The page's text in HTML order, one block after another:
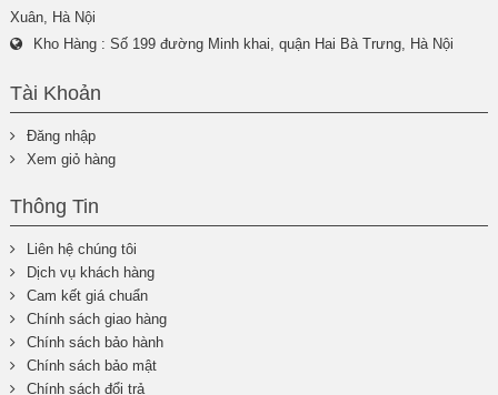
Xuân, Hà Nội
Kho Hàng : Số 199 đường Minh khai, quận Hai Bà Trưng, Hà Nội
Tài Khoản
Đăng nhập
Xem giỏ hàng
Thông Tin
Liên hệ chúng tôi
Dịch vụ khách hàng
Cam kết giá chuẩn
Chính sách giao hàng
Chính sách bảo hành
Chính sách bảo mật
Chính sách đổi trả